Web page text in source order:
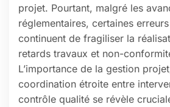
projet. Pourtant, malgré les
réglementaires, certaines
continuent de fragiliser la
retards travaux et non-
L’importance de la gestion
coordination étroite entre
contrôle qualité se révèle